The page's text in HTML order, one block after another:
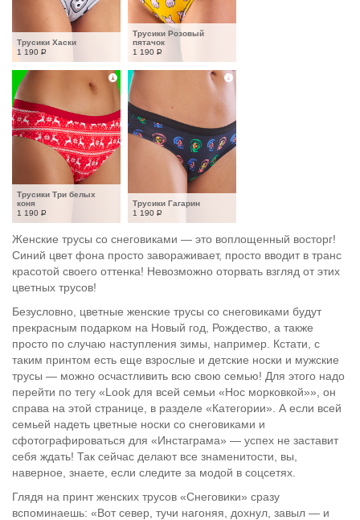
Трусики Хаски
1 190 Р
Трусики Розовый
пятачок
1 190 Р
Трусики Три белых
коня
1 190 Р
Трусики Гагарин
1 190 Р
Женские трусы со снеговиками — это воплощенный восторг!
Синий цвет фона просто завораживает, просто вводит в транс
красотой своего оттенка! Невозможно оторвать взгляд от этих
цветных трусов!
Безусловно, цветные женские трусы со снеговиками будут
прекрасным подарком на Новый год, Рождество, а также
просто по случаю наступления зимы, например. Кстати, с
таким принтом есть еще взрослые и детские носки и мужские
трусы — можно осчастливить всю свою семью! Для этого надо
перейти по тегу «Look для всей семьи «Нос морковкой»», он
справа на этой странице, в разделе «Категории». А если всей
семьей надеть цветные носки со снеговиками и
сфотографироваться для «Инстаграма» — успех не заставит
себя ждать! Так сейчас делают все знаменитости, вы,
наверное, знаете, если следите за модой в соцсетях.
Глядя на принт женских трусов «Снеговики» сразу
вспоминаешь: «Вот север, тучи нагоняя, дохнул, завыл — и